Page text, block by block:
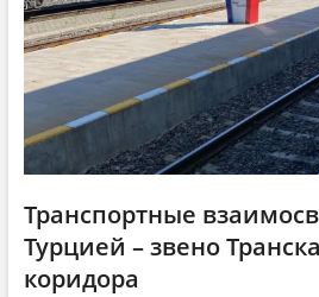
n
Транспортные
Турцией – звено
коридора